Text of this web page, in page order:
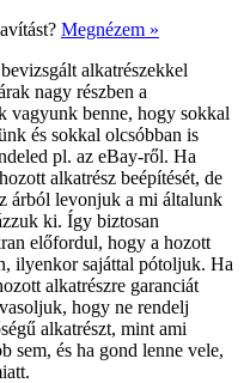
Megnézem »
alkatrészekkel
nagy részben a
vagyunk benne, hogy sokkal
és sokkal olcsóbban is
pl. az eBay-ről. Ha
alkatrész beépítését, de
árból levonjuk a mi általunk
ki. Így biztosan
előfordul, hogy a hozott
ilyenkor sajáttal pótoljuk. Ha
alkatrészre garanciát
hogy ne rendelj
alkatrészt, mint ami
sem, és ha gond lenne vele,